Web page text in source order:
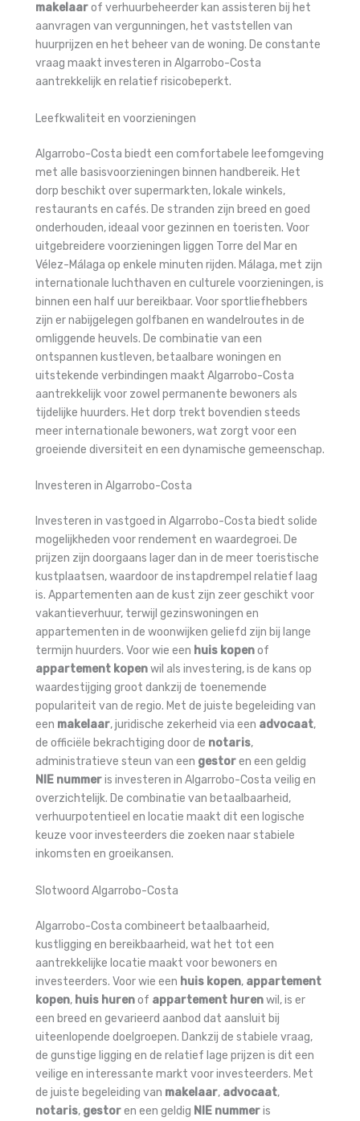
makelaarof verhuurbeheerder kan assisteren bij het
aanvragen van vergunningen, het vaststellen van
huurprijzen en het beheer van de woning. De constante
vraag maakt investeren in Algarrobo-Costa
aantrekkelijk en relatief risicobeperkt.
Leefkwaliteit en voorzieningen
Algarrobo-Costa biedt een comfortabele leefomgeving
met alle basisvoorzieningen binnen handbereik. Het
dorp beschikt over supermarkten, lokale winkels,
restaurants en cafés. De stranden zijn breed en goed
onderhouden, ideaal voor gezinnen en toeristen. Voor
uitgebreidere voorzieningen liggen Torre del Mar en
Vélez-Málaga op enkele minuten rijden. Málaga, met zijn
internationale luchthaven en culturele voorzieningen, is
binnen een half uur bereikbaar. Voor sportliefhebbers
zijn er nabijgelegen golfbanen en wandelroutes in de
omliggende heuvels. De combinatie van een
ontspannen kustleven, betaalbare woningen en
uitstekende verbindingen maakt Algarrobo-Costa
aantrekkelijk voor zowel permanente bewoners als
tijdelijke huurders. Het dorp trekt bovendien steeds
meer internationale bewoners, wat zorgt voor een
groeiende diversiteit en een dynamische gemeenschap.
Investeren in Algarrobo-Costa
Investeren in vastgoed in Algarrobo-Costa biedt solide
mogelijkheden voor rendement en waardegroei. De
prijzen zijn doorgaans lager dan in de meer toeristische
kustplaatsen, waardoor de instapdrempel relatief laag
is. Appartementen aan de kust zijn zeer geschikt voor
vakantieverhuur, terwijl gezinswoningen en
appartementen in de woonwijken geliefd zijn bij lange
termijn huurders. Voor wie een huis kopenof
appartement kopenwil als investering, is de kans op
waardestijging groot dankzij de toenemende
populariteit van de regio. Met de juiste begeleiding van
een makelaar, juridische zekerheid via een advocaat,
de officiële bekrachtiging door de notaris,
administratieve steun van een gestoren een geldig
NIE nummeris investeren in Algarrobo-Costa veilig en
overzichtelijk. De combinatie van betaalbaarheid,
verhuurpotentieel en locatie maakt dit een logische
keuze voor investeerders die zoeken naar stabiele
inkomsten en groeikansen.
Slotwoord Algarrobo-Costa
Algarrobo-Costa combineert betaalbaarheid,
kustligging en bereikbaarheid, wat het tot een
aantrekkelijke locatie maakt voor bewoners en
investeerders. Voor wie een huis kopen, appartement
kopen, huis hurenof appartement hurenwil, is er
een breed en gevarieerd aanbod dat aansluit bij
uiteenlopende doelgroepen. Dankzij de stabiele vraag,
de gunstige ligging en de relatief lage prijzen is dit een
veilige en interessante markt voor investeerders. Met
de juiste begeleiding van makelaar, advocaat,
notaris, gestoren een geldig NIE nummeris